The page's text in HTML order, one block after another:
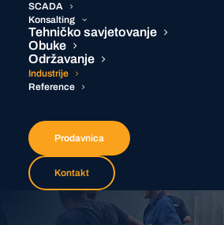
SCADA
Konsalting
Tehničko savjetovanje
Obuke
Održavanje
Industrije
Reference
Prodavnica
Kontakt